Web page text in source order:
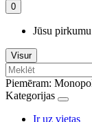
0
Jūsu
Visur
Piemēram:
Kategorijas
Ir uz vietas